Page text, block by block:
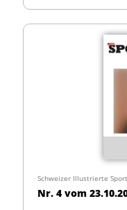
Schweizer Illustrierte Sport
Nr. 4 vom